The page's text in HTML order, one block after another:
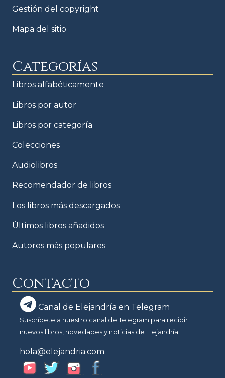
Gestión del copyright
Mapa del sitio
Categorías
Libros alfabéticamente
Libros por autor
Libros por categoría
Colecciones
Audiolibros
Recomendador de libros
Los libros más descargados
Últimos libros añadidos
Autores más populares
Contacto
Canal de Elejandría en Telegram
Suscríbete a nuestro canal de Telegram para recibir
nuevos libros, novedades y noticias de Elejandría
hola@elejandria.com